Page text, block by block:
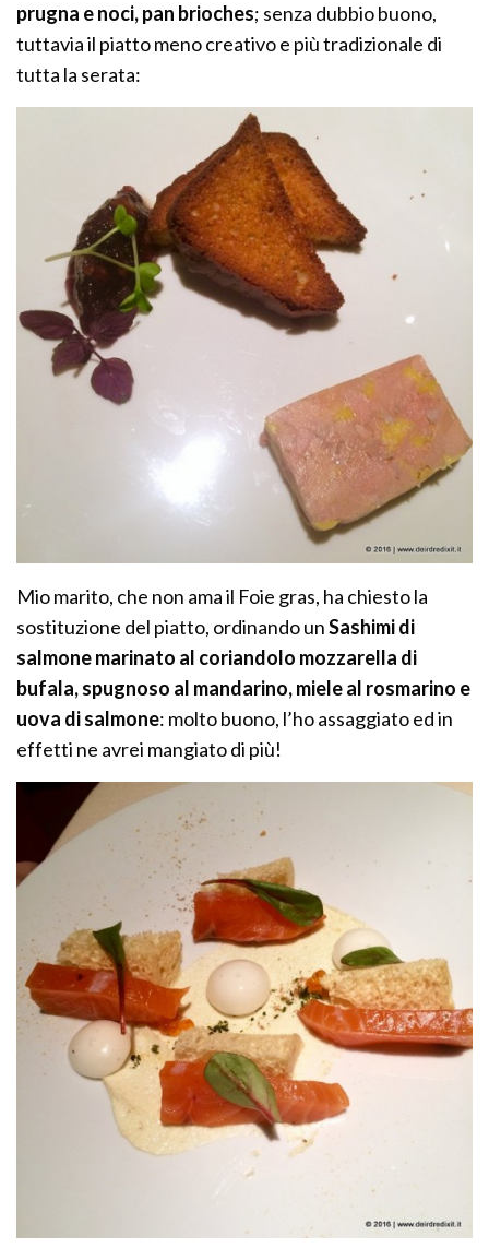
prugna e noci, pan brioches; senza dubbio buono,
tuttavia il piatto meno creativo e più tradizionale di
tutta la serata:
Mio marito, che non ama il Foie gras, ha chiesto la
sostituzione del piatto, ordinando unSashimi di
salmone marinato al coriandolo mozzarella di
bufala, spugnoso al mandarino, miele al rosmarino e
uova di salmone: molto buono, l’ho assaggiato ed in
effetti ne avrei mangiato di più!